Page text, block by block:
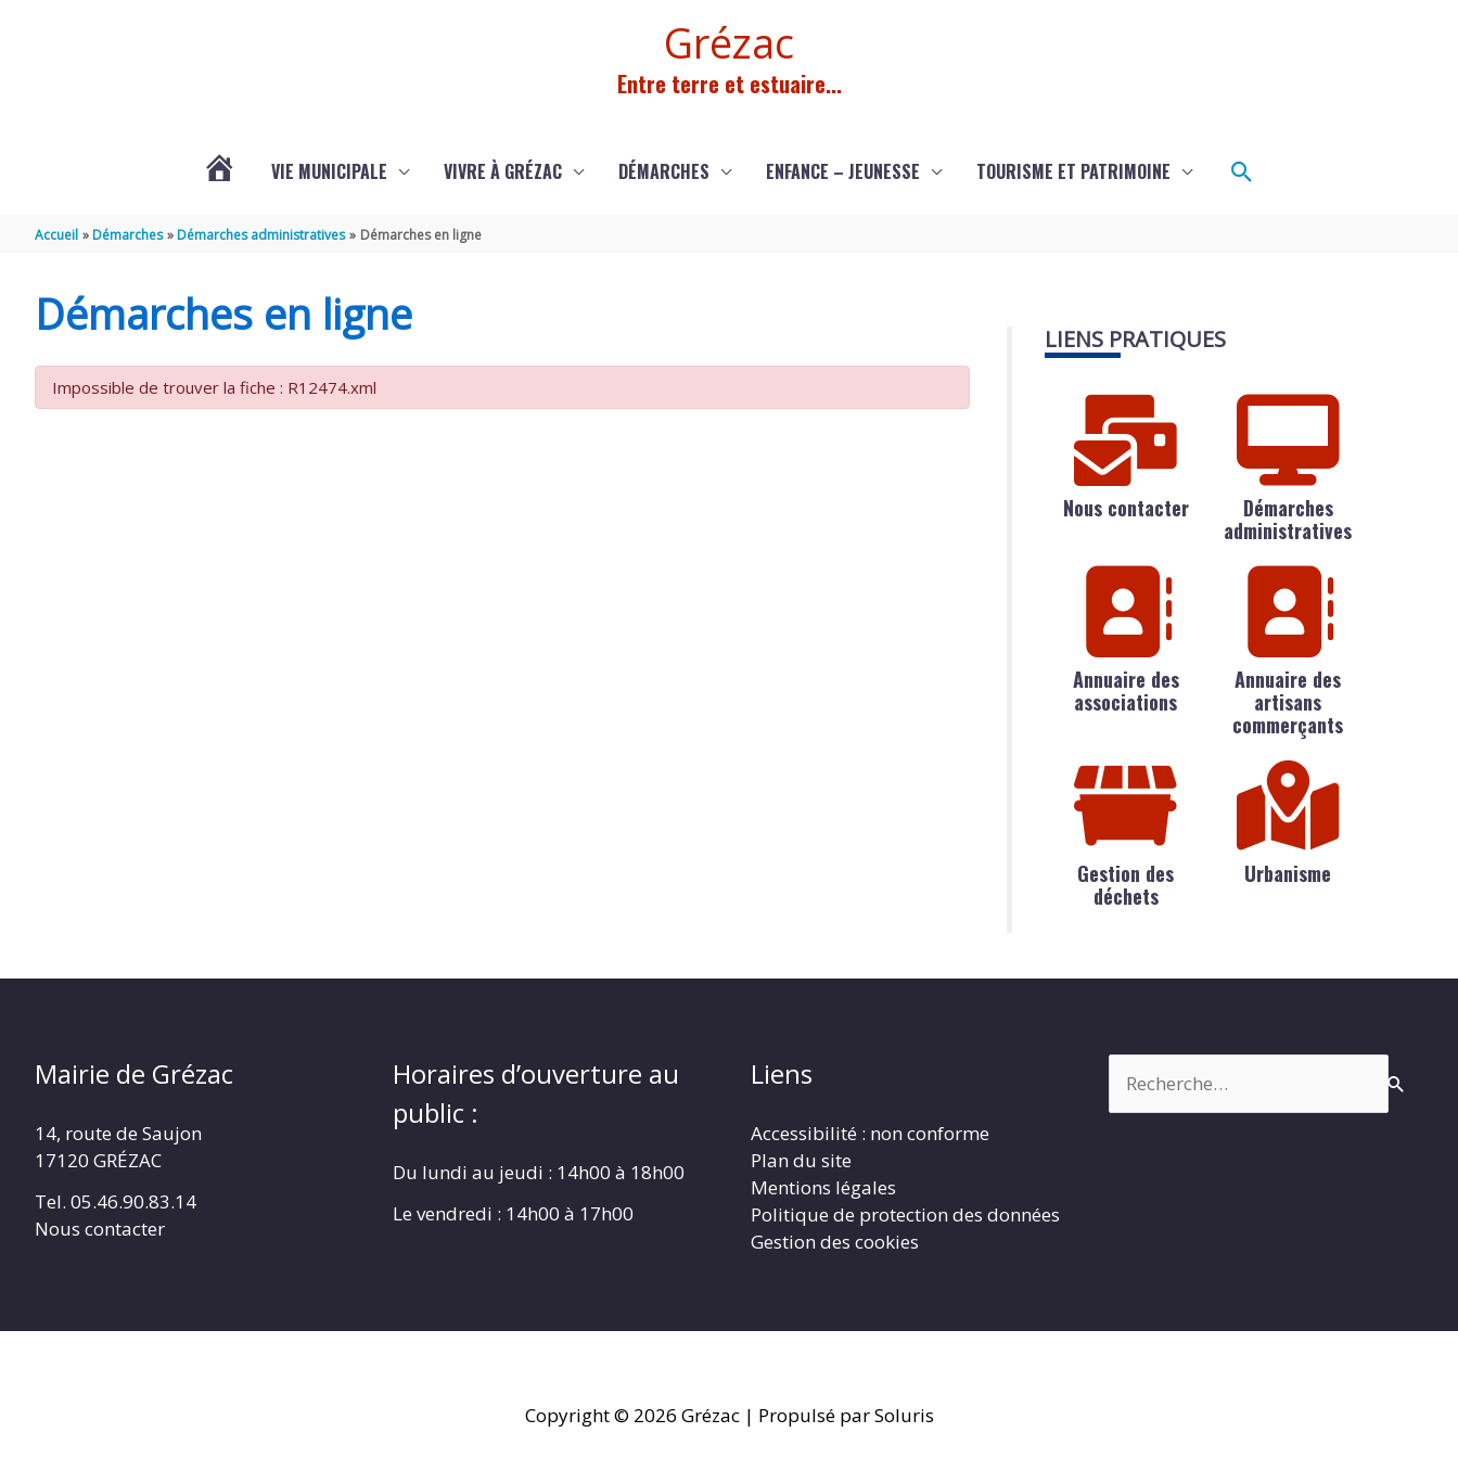
Grézac
Entre terre et estuaire...
VIE MUNICIPALE VIVRE À GRÉZAC DÉMARCHES ENFANCE – JEUNESSE TOURISME ET PATRIMOINE Rechercher
Accueil Démarches Démarches administratives Démarches en ligne
Démarches en ligne
Impossible de trouver la fiche : R12474.xml
LIENS PRATIQUES
Nous contacter
Démarches
administratives
Annuaire des
associations
Annuaire des
artisans
commerçants
Gestion des
déchets
Urbanisme
Mairie de Grézac
14, route de Saujon
17120 GRÉZAC
Tel. 05.46.90.83.14
Nous contacter
Horaires d’ouverture au
public :
Du lundi au jeudi : 14h00 à 18h00
Le vendredi : 14h00 à 17h00
Liens
Accessibilité : non conforme
Plan du site
Mentions légales
Politique de protection des données
Gestion des cookies
Copyright © 2026 Grézac| Propulsé par Soluris